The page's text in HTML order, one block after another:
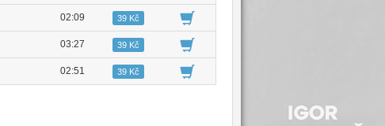
02:09 39 Kč
03:27 39 Kč
02:51 39 Kč